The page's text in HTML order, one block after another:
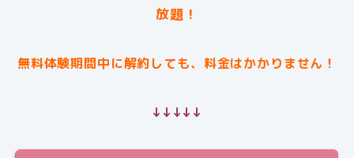
放題！
無料体験期間中に解約しても、料金はかかりません！
↓↓↓↓↓